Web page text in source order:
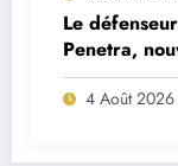
Le
Penetra,
projet très
4 Août 2026